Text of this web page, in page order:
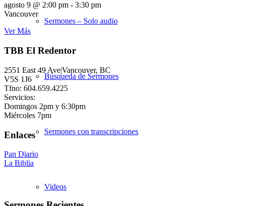
Sermones – Solo audio
Búsqueda de Sermones
Sermones con transcripciones
Videos
agosto 9 @ 2:00 pm - 3:30 pm
Vancouver
Ver Más
TBB El Redentor
2551 East 49 Ave|Vancouver, BC
V5S 1J6
Tfno: 604.659.4225
Servicios:
Domingos 2pm y 6:30pm
Miércoles 7pm
Enlaces
Pan Diario
La Biblia